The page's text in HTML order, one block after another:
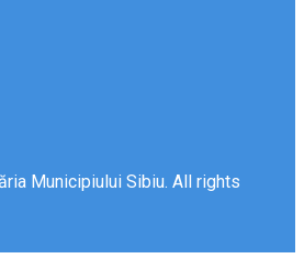
Municipiului Sibiu. All rights